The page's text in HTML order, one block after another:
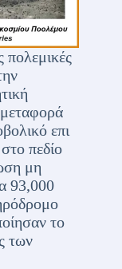
πολεμικές
μεταφορά
επι
πεδίο
μη
93,000
το
των